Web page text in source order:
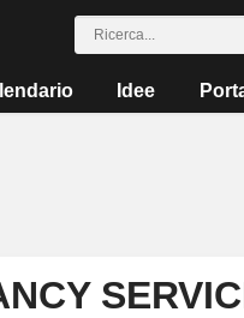
Idee